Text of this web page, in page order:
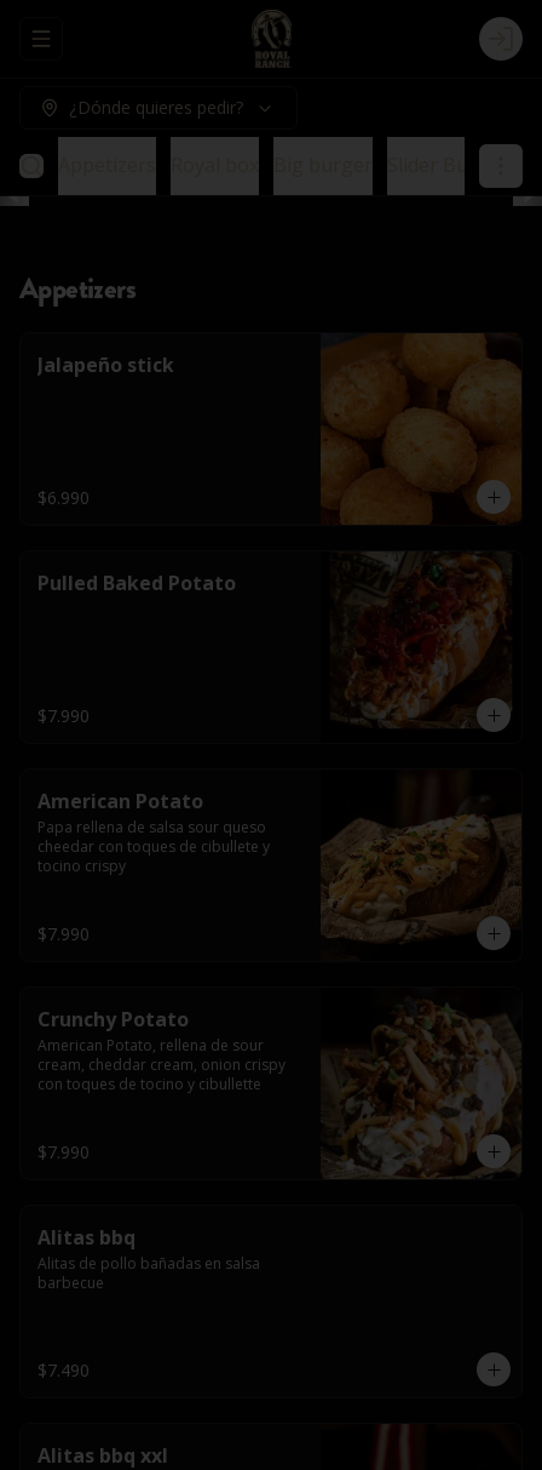
Abrir menu de navegación Login
¿Dónde quieres pedir?
Appetizers
Jalapeño stick
$6.990
Pulled Baked Potato
$7.990
American Potato
Papa rellena de salsa sour queso
cheedar con toques de cibullete y
tocino crispy
$7.990
Crunchy Potato
American Potato, rellena de sour
cream, cheddar cream, onion crispy
con toques de tocino y cibullette
$7.990
Alitas bbq
Alitas de pollo bañadas en salsa
barbecue
$7.490
Alitas bbq xxl